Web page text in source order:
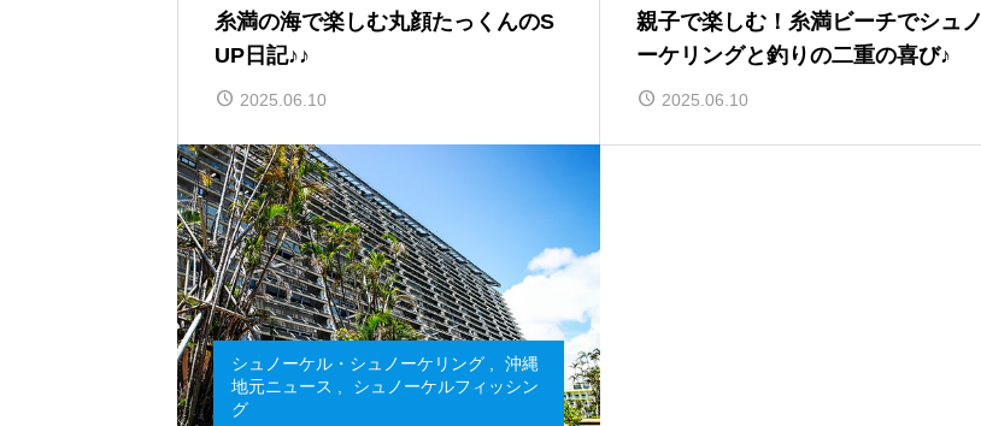
糸満の海で楽しむ丸顔たっくんのS
UP日記♪♪
2025.06.10
親子で楽しむ！糸満ビーチでシュノ
ーケリングと釣りの二重の喜び♪
2025.06.10
シュノーケル・シュノーケリング ,
沖縄
地元ニュース ,
シュノーケルフィッシン
グ